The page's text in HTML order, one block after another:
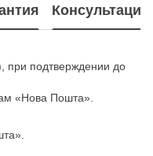
Консультация
при подтверждении до
«Нова Пошта».